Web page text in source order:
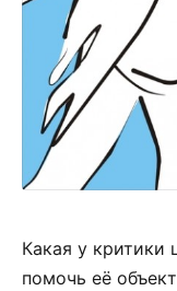
Какая у критики
помочь её